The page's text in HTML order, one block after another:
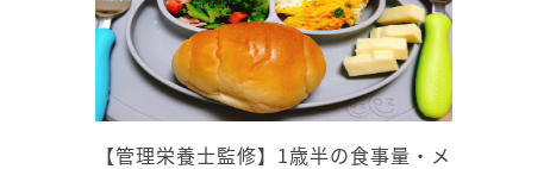
【管理栄養士監修】1歳半の食事量・メ